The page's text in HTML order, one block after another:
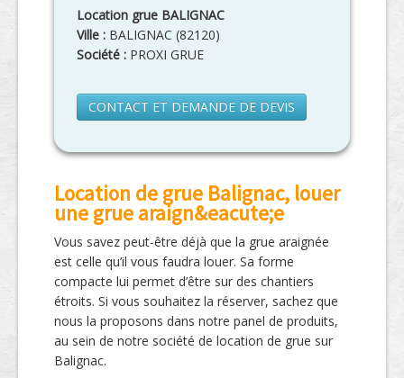
Location grue BALIGNAC
Ville : BALIGNAC (82120)
Société : PROXI GRUE
CONTACT ET DEMANDE DE DEVIS
Location de grue Balignac, louer
une grue araign&eacute;e
Vous savez peut-être déjà que la grue araignée
est celle qu’il vous faudra louer. Sa forme
compacte lui permet d’être sur des chantiers
étroits. Si vous souhaitez la réserver, sachez que
nous la proposons dans notre panel de produits,
au sein de notre société de location de grue sur
Balignac.